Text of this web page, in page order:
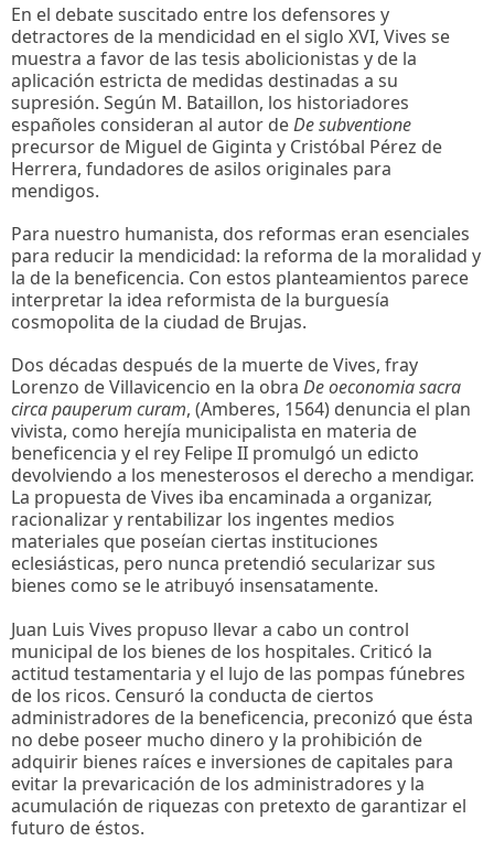
En el debate suscitado entre los defensores y
detractores de la mendicidad en el siglo XVI, Vives se
muestra a favor de las tesis abolicionistas y de la
aplicación estricta de medidas destinadas a su
supresión. Según M. Bataillon, los historiadores
españoles consideran al autor deDe subventione
precursor de Miguel de Giginta y Cristóbal Pérez de
Herrera, fundadores de asilos originales para
mendigos.
Para nuestro humanista, dos reformas eran esenciales
para reducir la mendicidad: la reforma de la moralidad y
la de la beneficencia. Con estos planteamientos parece
interpretar la idea reformista de la burguesía
cosmopolita de la ciudad de Brujas.
Dos décadas después de la muerte de Vives, fray
Lorenzo de Villavicencio en la obra De oeconomia sacra
circa pauperum curam, (Amberes, 1564) denuncia el plan
vivista, como herejía municipalista en materia de
beneficencia y el rey Felipe II promulgó un edicto
devolviendo a los menesterosos el derecho a mendigar.
La propuesta de Vives iba encaminada a organizar,
racionalizar y rentabilizar los ingentes medios
materiales que poseían ciertas instituciones
eclesiásticas, pero nunca pretendió secularizar sus
bienes como se le atribuyó insensatamente.
Juan Luis Vives propuso llevar a cabo un control
municipal de los bienes de los hospitales. Criticó la
actitud testamentaria y el lujo de las pompas fúnebres
de los ricos. Censuró la conducta de ciertos
administradores de la beneficencia, preconizó que ésta
no debe poseer mucho dinero y la prohibición de
adquirir bienes raíces e inversiones de capitales para
evitar la prevaricación de los administradores y la
acumulación de riquezas con pretexto de garantizar el
futuro de éstos.